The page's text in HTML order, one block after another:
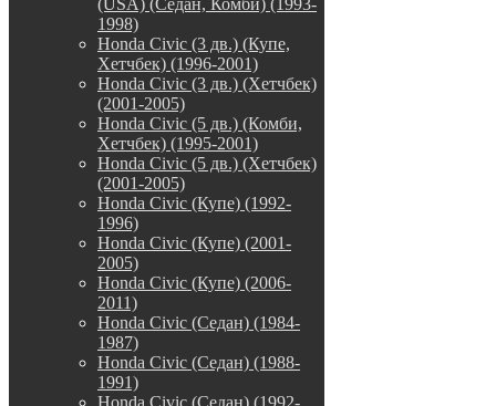
1998)
Honda Civic (3 дв.) (Купе,
Хетчбек) (1996-2001)
Honda Civic (3 дв.) (Хетчбек)
(2001-2005)
Honda Civic (5 дв.) (Комби,
Хетчбек) (1995-2001)
Honda Civic (5 дв.) (Хетчбек)
(2001-2005)
Honda Civic (Купе) (1992-
1996)
Honda Civic (Купе) (2001-
2005)
Honda Civic (Купе) (2006-
2011)
Honda Civic (Седан) (1984-
1987)
Honda Civic (Седан) (1988-
1991)
Honda Civic (Седан) (1992-